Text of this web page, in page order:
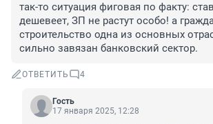
так-то ситуация фиговая по факту:
дешевеет, ЗП не растут особо! а
строительство одна из основных
сильно завязан банковский сектор.
ОТВЕТИТЬ 4
Гость
17 января 2025, 12:28